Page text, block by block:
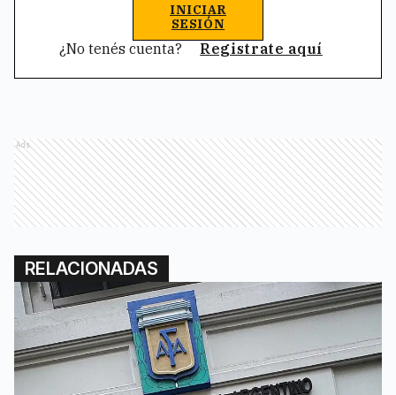
INICIAR
SESIÓN
¿No tenés cuenta? Registrate aquí
Ads
RELACIONADAS